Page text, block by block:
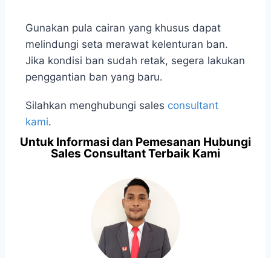
Gunakan pula cairan yang khusus dapat
melindungi seta merawat kelenturan ban.
Jika kondisi ban sudah retak, segera lakukan
penggantian ban yang baru.
Silahkan menghubungi sales consultant
kami.
Untuk Informasi dan Pemesanan Hubungi
Sales Consultant Terbaik Kami